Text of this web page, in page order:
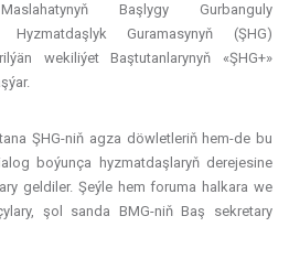
Başlygy Gurbanguly
Hyzmatdaşlyk Guramasynyň (ŞHG)
wekiliýet Baştutanlarynyň «ŞHG+»
ŞHG-niň agza döwletleriň hem-de bu
boýunça hyzmatdaşlaryň derejesine
geldiler. Şeýle hem foruma halkara we
şol sanda BMG-niň Baş sekretary